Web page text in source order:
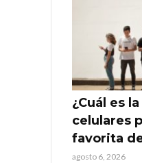
¿Cuál es
celulares
favorita
agosto 6, 2026